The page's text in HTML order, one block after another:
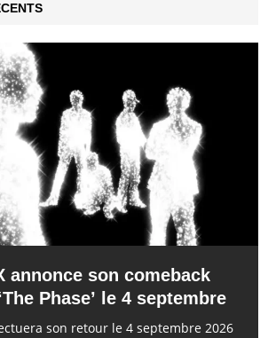
annonce son comeback
Phase’ le 4 septembre
son retour le 4 septembre 2026